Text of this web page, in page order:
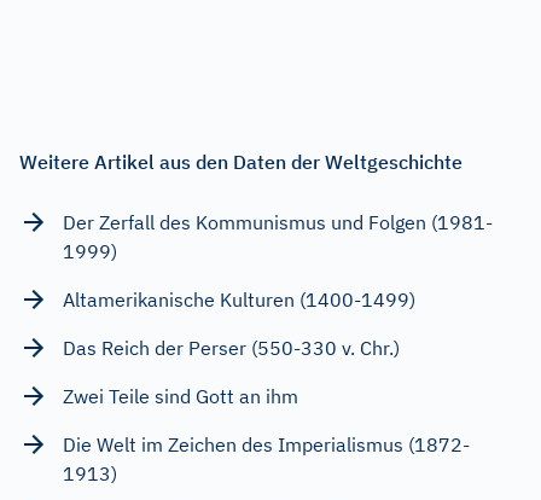
Weitere Artikel aus den Daten der Weltgeschichte
Der Zerfall des Kommunismus und Folgen (1981-
1999)
Altamerikanische Kulturen (1400-1499)
Das Reich der Perser (550-330 v. Chr.)
Zwei Teile sind Gott an ihm
Die Welt im Zeichen des Imperialismus (1872-
1913)